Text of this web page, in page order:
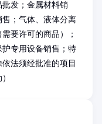
发；金属材料销
；气体、液体分离
要许可的商品）；
专用设备销售；特
法须经批准的项目